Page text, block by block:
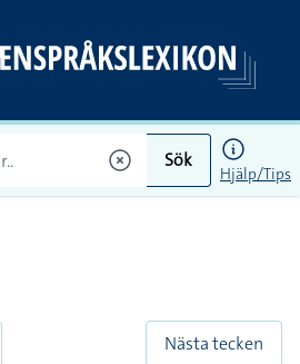
Sök
Hjälp/Tips
Nästa tecken